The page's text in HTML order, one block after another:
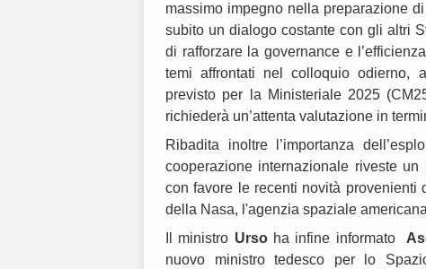
massimo impegno nella preparazione
subito un dialogo costante con gli altri
di rafforzare la governance e
temi affrontati nel colloquio odierno,
previsto per la Ministeriale 2025
richiederà un’attenta valutazione in
Ribadita inoltre l’importanza
cooperazione internazionale riveste
con favore le recenti novità provenienti
della Nasa, l'agenzia spaziale
Il ministro Ursoha infine informato
nuovo ministro tedesco per lo